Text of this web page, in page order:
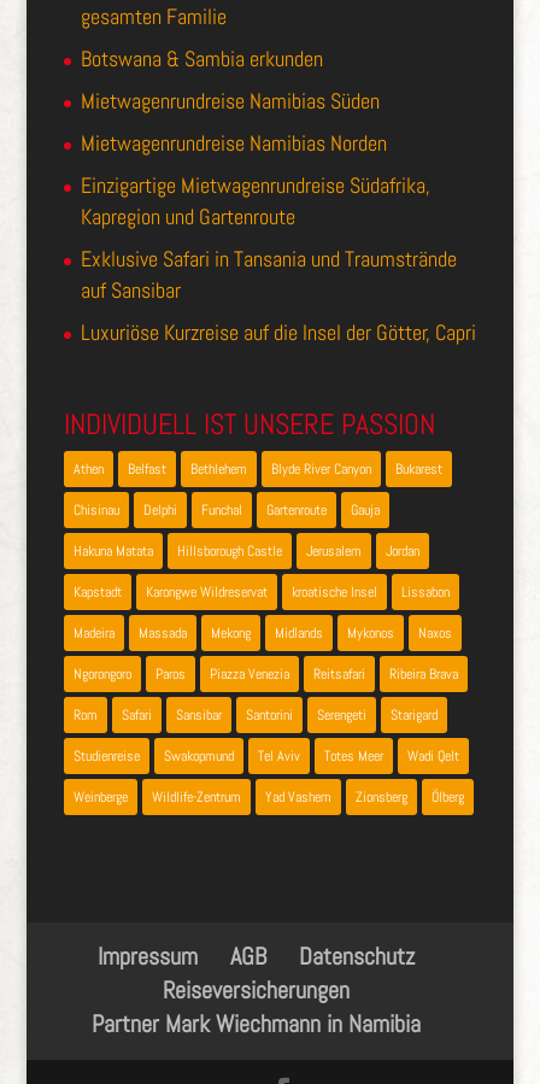
gesamten Familie
Botswana & Sambia erkunden
Mietwagenrundreise Namibias Süden
Mietwagenrundreise Namibias Norden
Einzigartige Mietwagenrundreise Südafrika,
Kapregion und Gartenroute
Exklusive Safari in Tansania und Traumstrände
auf Sansibar
Luxuriöse Kurzreise auf die Insel der Götter, Capri
INDIVIDUELL IST UNSERE PASSION
Athen Belfast Bethlehem Blyde River Canyon Bukarest
Chisinau Delphi Funchal Gartenroute Gauja
Hakuna Matata Hillsborough Castle Jerusalem Jordan
Kapstadt Karongwe Wildreservat kroatische Insel Lissabon
Madeira Massada Mekong Midlands Mykonos Naxos
Ngorongoro Paros Piazza Venezia Reitsafari Ribeira Brava
Rom Safari Sansibar Santorini Serengeti Starigard
Studienreise Swakopmund Tel Aviv Totes Meer Wadi Qelt
Weinberge Wildlife-Zentrum Yad Vashem Zionsberg Ölberg
Impressum AGB
Datenschutz
Reiseversicherungen
Partner Mark Wiechmann in Namibia